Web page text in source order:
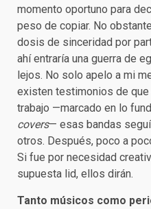
momento oportuno para
peso de copiar. No
dosis de sinceridad por
ahí entraría una guerra de
lejos. No solo apelo a mi
existen testimonios de que
trabajo —marcado en lo
covers— esas bandas
otros. Después, poco a
Si fue por necesidad
supuesta lid, ellos dirán.
Tanto músicos como